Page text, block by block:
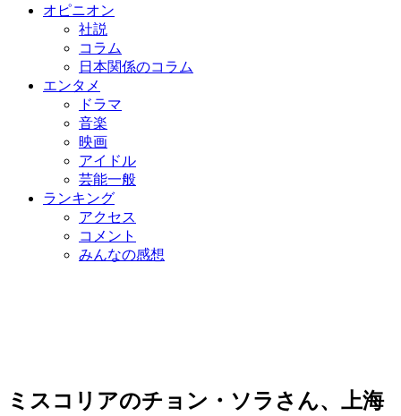
オピニオン
社説
コラム
日本関係のコラム
エンタメ
ドラマ
音楽
映画
アイドル
芸能一般
ランキング
アクセス
コメント
みんなの感想
ミスコリアのチョン・ソラさん、上海